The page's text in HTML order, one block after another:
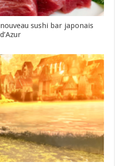
sushi bar japonais